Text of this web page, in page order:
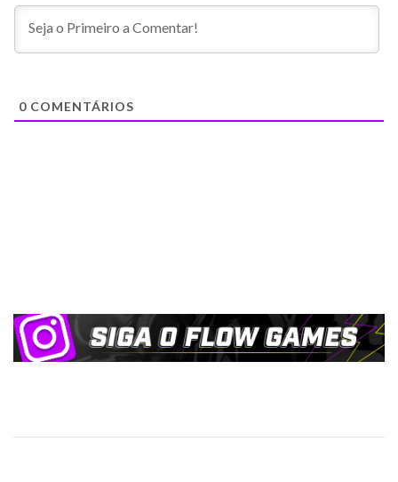
0 COMENTÁRIOS